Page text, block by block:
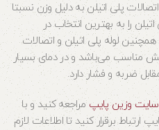
پلی اتیلن به دلیل وزن نسبتا
را به بهترین انتخاب در
لوله پلی اتیلن و اتصالات
مناسب می‌باشد و در دمای بسیار
ضربه و فشار دارد.
سایت وزین پایپمراجعه کنید و با
برقرار کنید تا اطلاعات لازم